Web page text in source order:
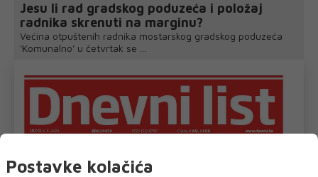
Jesu li rad gradskog poduzeća i položaj
radnika skrenuti na marginu?
Većina otpuštenih radnika mostarskog gradskog poduzeća
'Komunalno' u četvrtak se ...
Postavke kolačića